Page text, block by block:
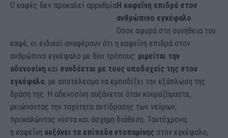
Ο καφές δεν προκαλεί αρρυθμίαΗ καφεΐνη επιδρά στον
ανθρώπινο εγκέφαλο
Όσον αφορά στη συνήθεια του
καφέ, οι ειδικοί αναφέρουν ότι η καφεΐνη επιδρά στον
ανθρώπινο εγκέφαλο με δύο τρόπους: μιμείται την
αδενοσίνη και συνδέεται με τους υποδοχείς της στον
εγκέφαλο, με αποτέλεσμα να εμποδίζει την εξάπλωση της
δράση της. Η αδενοσίνη αυξάνεται όταν κουραζόμαστε,
μειώνοντας την ταχύτητα αντίδρασης των νεύρων,
προκαλώντας νύστα και άσχημη διάθεση. Ταυτόχρονα,
η καφεΐνη αυξάνει τα επίπεδα ντοπαμίνης στον εγκέφαλο,